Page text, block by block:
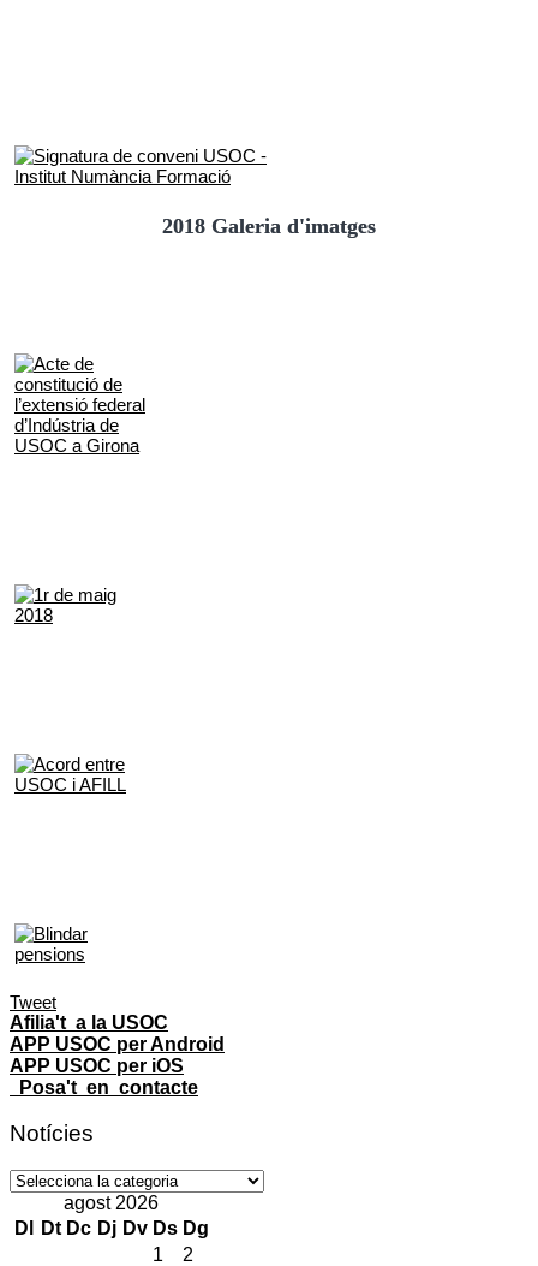
2018 Galeria d'imatges
Tweet
Afilia't a la USOC
APP USOC per Android
APP USOC per iOS
Posa't en contacte
Notícies
Notícies
agost 2026
Dl
Dt Dc Dj Dv Ds Dg
1
2